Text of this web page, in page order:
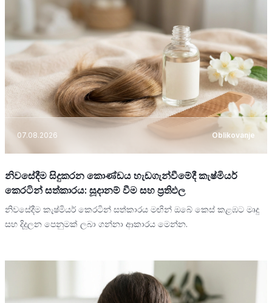
07.08.2026 Oblikovanje
නිවසේදීම සිදුකරන කොණ්ඩය හැඩගැන්වීමේදී කැෂ්මියර්
කෙරටින් සත්කාරය: සූදානම් වීම සහ ප්‍රතිඵල
නිවසේදීම කැෂ්මියර් කෙරටින් සත්කාරය මඟින් ඔබේ කෙස් කළඹට මෘදු
සහ දිදුලන පෙනුමක් ලබා ගන්නා ආකාරය මෙන්න.